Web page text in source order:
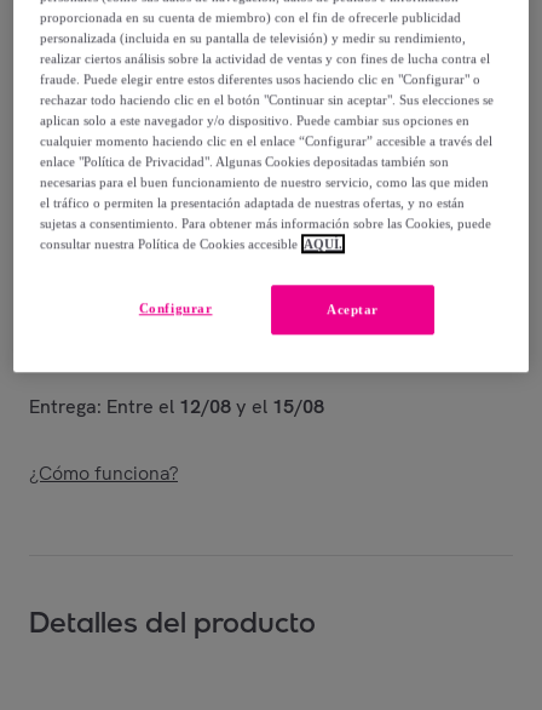
36,90 €
117,99 €
-68%
Vendido porDiempi
Entrega
Entrega: Entre el 12/08y el 15/08
¿Cómo funciona?
Detalles del producto
proporcionada en su cuenta de miembro) con el fin de ofrecerle publicidad
personalizada (incluida en su pantalla de televisión) y medir su rendimiento,
realizar ciertos análisis sobre la actividad de ventas y con fines de lucha contra el
fraude. Puede elegir entre estos diferentes usos haciendo clic en "Configurar" o
rechazar todo haciendo clic en el botón "Continuar sin aceptar". Sus elecciones se
aplican solo a este navegador y/o dispositivo. Puede cambiar sus opciones en
cualquier momento haciendo clic en el enlace “Configurar” accesible a través del
enlace "Política de Privacidad". Algunas Cookies depositadas también son
necesarias para el buen funcionamiento de nuestro servicio, como las que miden
el tráfico o permiten la presentación adaptada de nuestras ofertas, y no están
sujetas a consentimiento. Para obtener más información sobre las Cookies, puede
consultar nuestra Política de Cookies accesible AQUÍ.
Aceptar
Configurar